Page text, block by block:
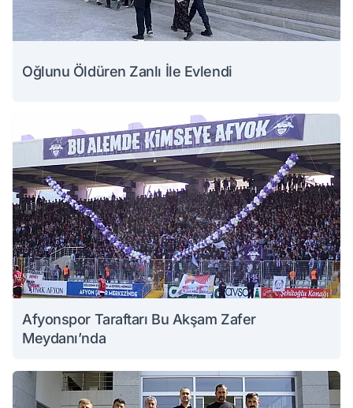
Oğlunu Öldüren Zanlı İle Evlendi
Afyonspor Taraftarı Bu Akşam Zafer
Meydanı’nda